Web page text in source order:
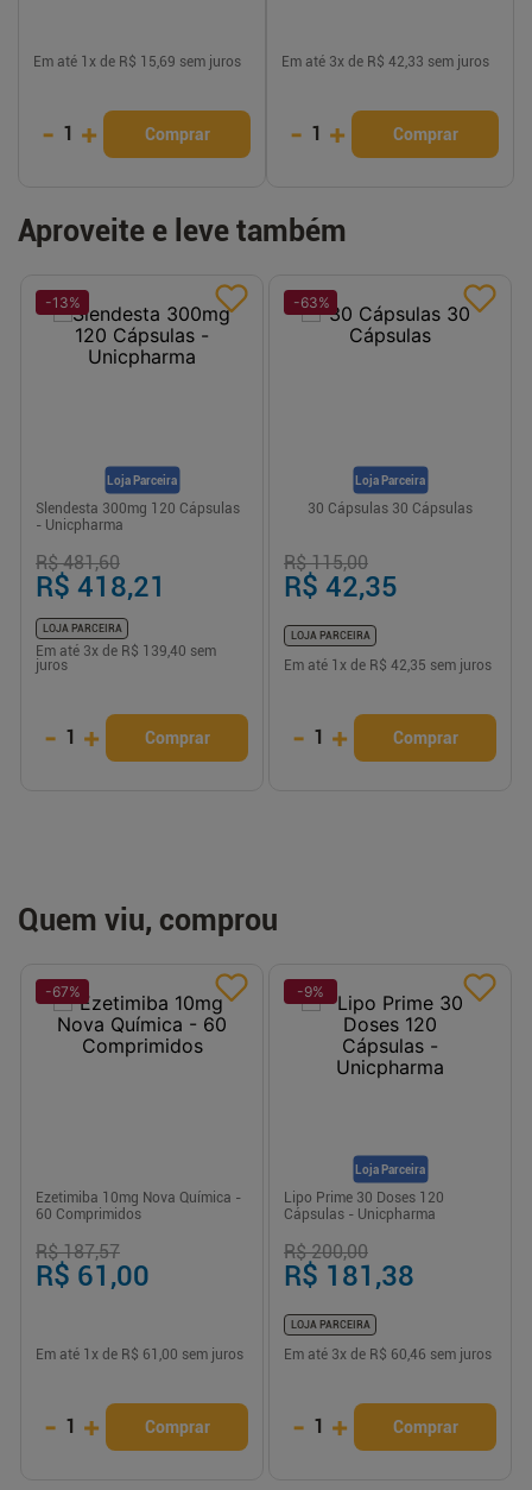
Em até 1 x de R$ 15,69 sem juros
- 1 + Comprar
Em até 3x de R$ 42,33 sem juros
- 1 + Comprar
Aproveite e leve também
Loja Parceira
-13%
Slendesta 300mg 120 Cápsulas
- Unicpharma
R$ 481,60
R$ 418,21
LOJA PARCEIRA
Em até 3x de R$ 139,40 sem
juros
- 1 + Comprar
Loja Parceira
-63%
30 Cápsulas 30 Cápsulas
R$ 115,00
R$ 42,35
LOJA PARCEIRA
Em até 1 x de R$ 42,35 sem juros
- 1 + Comprar
Quem viu, comprou
-67%
Ezetimiba 10mg Nova Química -
60 Comprimidos
R$ 187,57
R$ 61,00
Em até 1 x de R$ 61,00 sem juros
- 1 + Comprar
Loja Parceira
-9%
Lipo Prime 30 Doses 120
Cápsulas - Unicpharma
R$ 200,00
R$ 181,38
LOJA PARCEIRA
Em até 3x de R$ 60,46 sem juros
- 1 + Comprar